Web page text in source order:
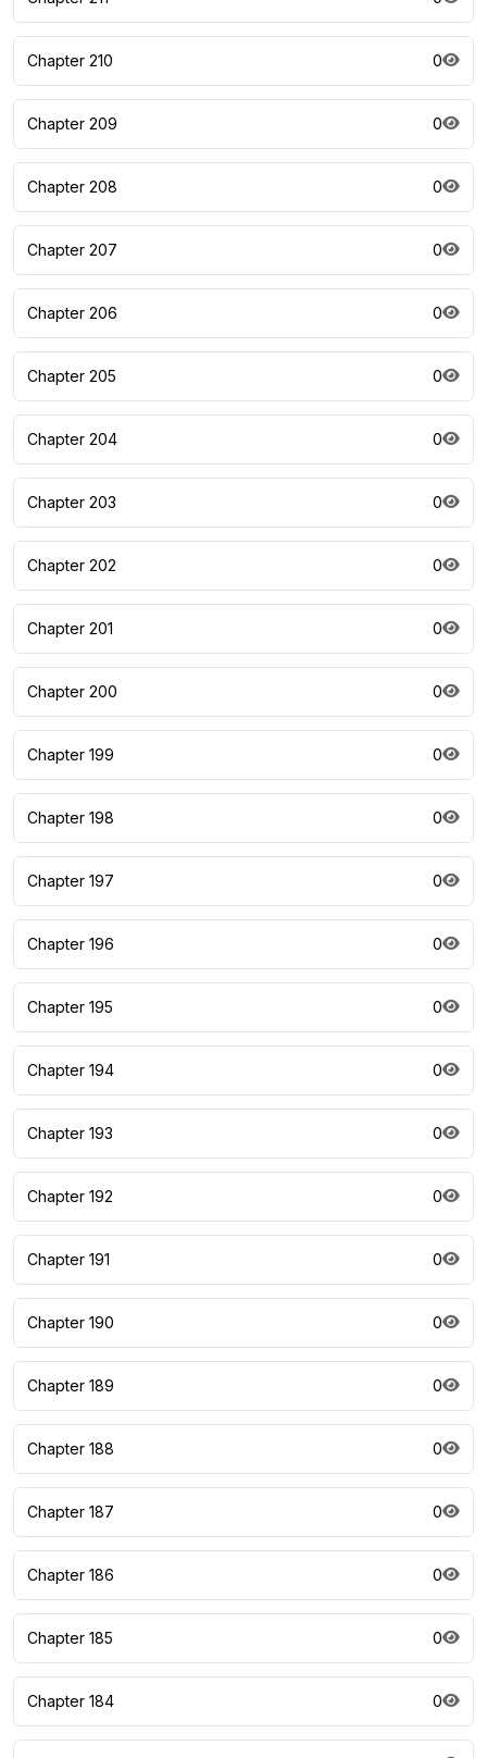
Chapter 210 0
Chapter 209 0
Chapter 208 0
Chapter 207 0
Chapter 206 0
Chapter 205 0
Chapter 204 0
Chapter 203 0
Chapter 202 0
Chapter 201 0
Chapter 200 0
Chapter 199 0
Chapter 198 0
Chapter 197 0
Chapter 196 0
Chapter 195 0
Chapter 194 0
Chapter 193 0
Chapter 192 0
Chapter 191 0
Chapter 190 0
Chapter 189 0
Chapter 188 0
Chapter 187 0
Chapter 186 0
Chapter 185 0
Chapter 184 0